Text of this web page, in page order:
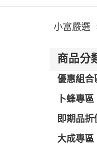
小富嚴選
商品分
優惠組合
卜蜂專區
即期品折
大成專區